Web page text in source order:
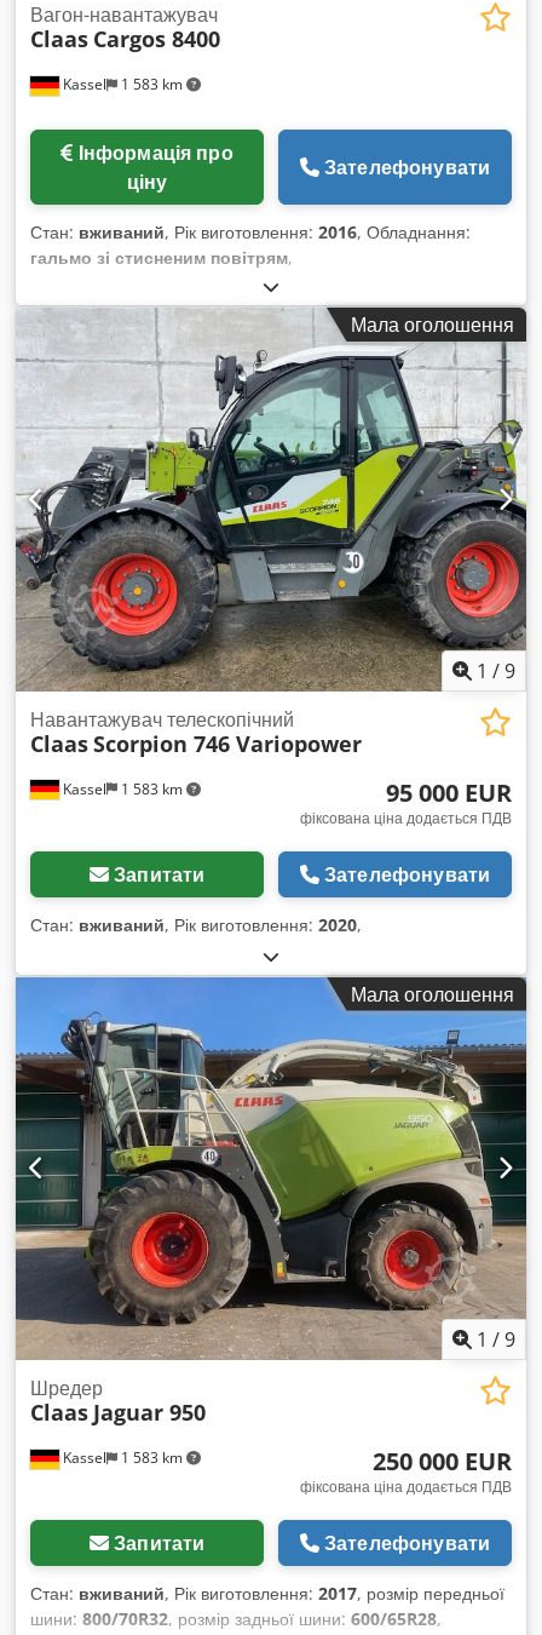
Kassel 1 583 km
Вагон-навантажувач
Claas Cargos 8400
ціну
Зателефонувати
Стан: вживаний, Рік виготовлення: 2016, Обладнання:
гальмо зі стисненим повітрям,
Мала оголошення
1 /9
Kassel 1 583 km
Навантажувач телескопічний
ClaasScorpion 746 Variopower
95 000 EUR
фіксована ціна додається ПДВ
Запитати Зателефонувати
Стан: вживаний, Рік виготовлення: 2020,
Мала оголошення
1 /9
Kassel 1 583 km
Шредер
Claas Jaguar 950
250 000 EUR
фіксована ціна додається ПДВ
Запитати Зателефонувати
Стан: вживаний, Рік виготовлення: 2017, розмір передньої
шини: 800/70R32, розмір задньої шини: 600/65R28,